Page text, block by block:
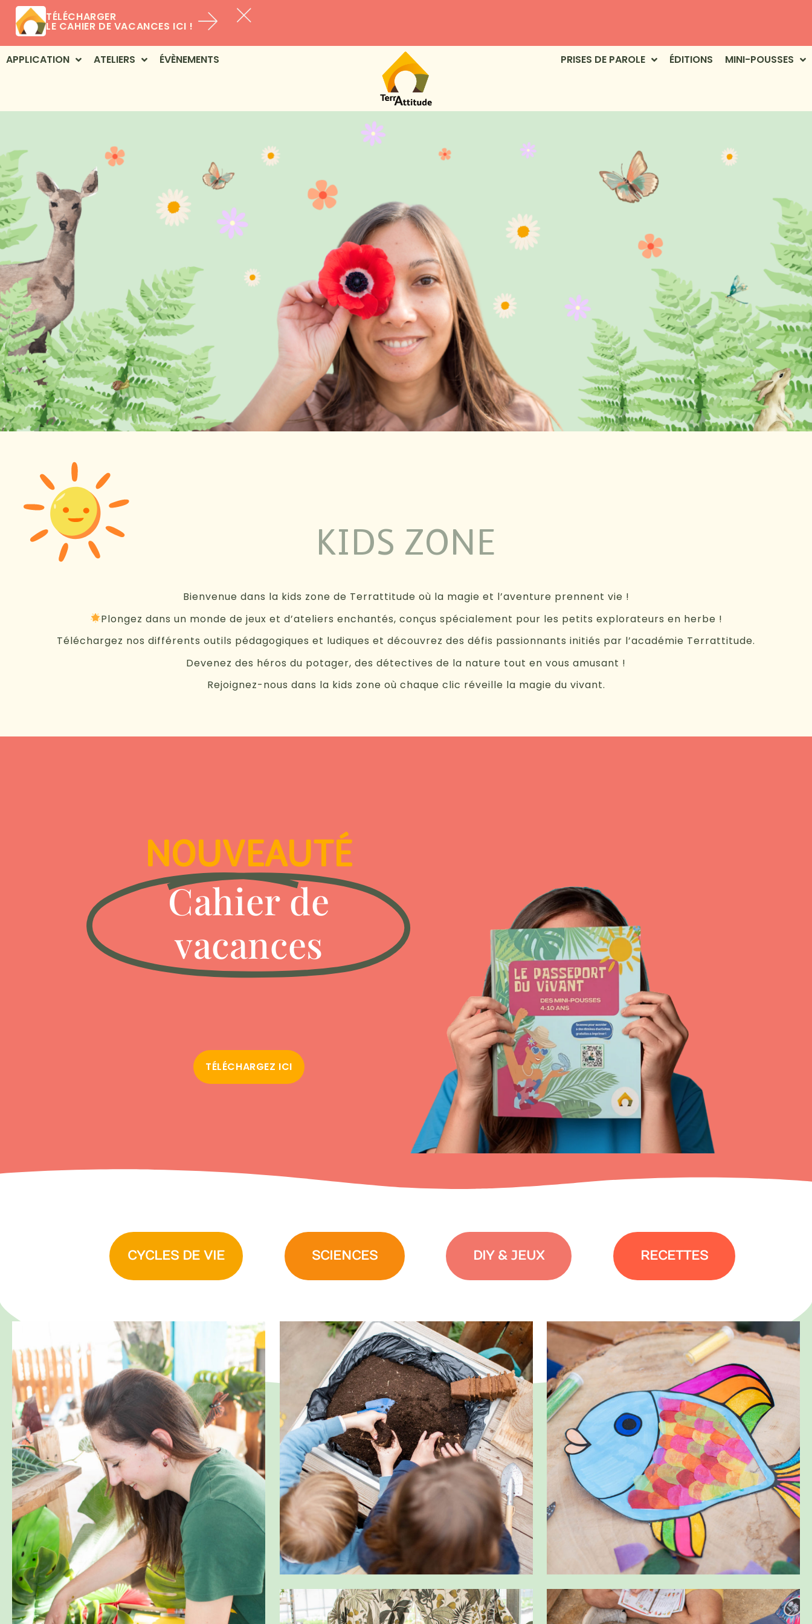
TÉLÉCHARGER
LE CAHIER DE VACANCES ICI !
APPLICATION ATELIERS ÉVÈNEMENTS PRISES DE PAROLE ÉDITIONS MINI-POUSSES
KIDS ZONE
Bienvenue dans la kids zone de Terrattitude où la magie et l’aventure prennent vie !
Plongez dans un monde de jeux et d’ateliers enchantés, conçus spécialement pour les petits explorateurs en herbe !
Téléchargez nos différents outils pédagogiques et ludiques et découvrez des défis passionnants initiés par l’académie Terrattitude.
Devenez des héros du potager, des détectives de la nature tout en vous amusant !
Rejoignez-nous dans la kids zone où chaque clic réveille la magie du vivant.
NOUVEAUTÉ
Cahier de
vacances
TÉLÉCHARGEZ ICI
CYCLES DE VIE SCIENCES DIY & JEUX RECETTES